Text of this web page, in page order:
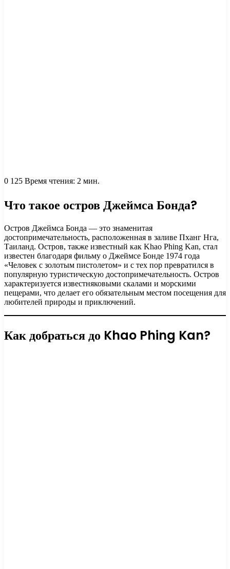
0 125 Время чтения: 2 мин.
Что такое остров Джеймса Бонда?
Остров Джеймса Бонда — это знаменитая
достопримечательность, расположенная в заливе Пханг Нга,
Таиланд. Остров, также известный как Khao Phing Kan, стал
известен благодаря фильму о Джеймсе Бонде 1974 года
«Человек с золотым пистолетом» и с тех пор превратился в
популярную туристическую достопримечательность. Остров
характеризуется известняковыми скалами и морскими
пещерами, что делает его обязательным местом посещения для
любителей природы и приключений.
Как добраться до Khao Phing Kan?